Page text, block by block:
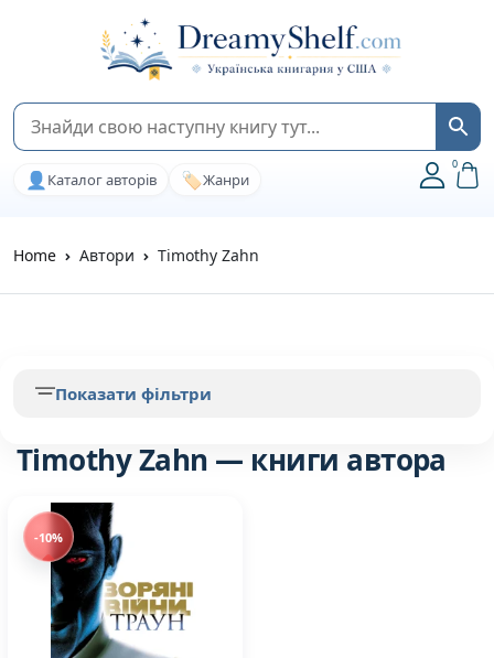
👤 Каталог авторів 🏷️Жанри
0
Home Автори Timothy Zahn
Timothy Zahn — книги автора
-10%
Показати фільтри